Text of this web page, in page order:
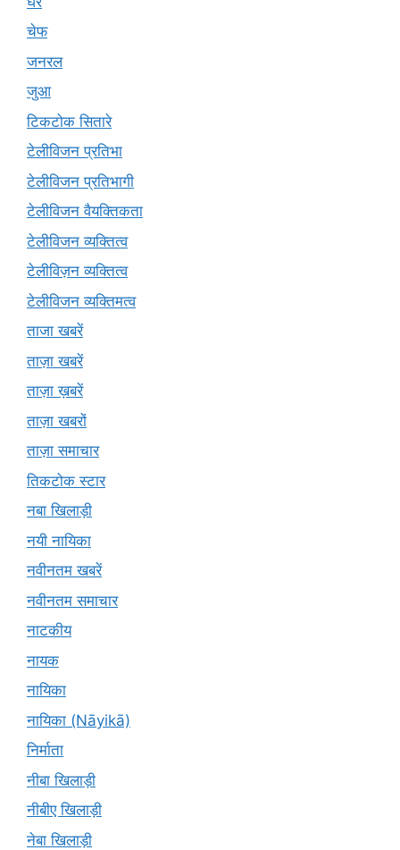
चेफ
जनरल
जुआ
टिकटोक सितारे
टेलीविजन प्रतिभा
टेलीविजन प्रतिभागी
टेलीविजन वैयक्तिकता
टेलीविजन व्यक्तित्व
टेलीविज़न व्यक्तित्व
टेलीविजन व्यक्तिमत्व
ताजा खबरें
ताज़ा खबरें
ताज़ा ख़बरें
ताज़ा खबरों
ताज़ा समाचार
तिकटोक स्टार
नबा खिलाड़ी
नयी नायिका
नवीनतम खबरें
नवीनतम समाचार
नाटकीय
नायक
नायिका
नायिका (Nāyikā)
निर्माता
नीबा खिलाड़ी
नीबीए खिलाड़ी
नेबा खिलाड़ी